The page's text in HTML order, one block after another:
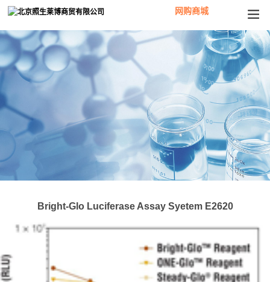
网购商城
Bright-Glo Luciferase Assay Syetem E2620